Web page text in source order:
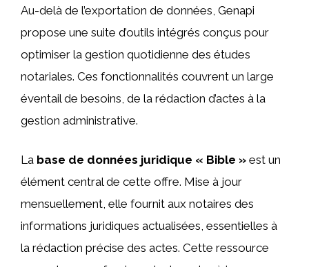
Au-delà de l’exportation de données, Genapi
propose une suite d’outils intégrés conçus pour
optimiser la gestion quotidienne des études
notariales. Ces fonctionnalités couvrent un large
éventail de besoins, de la rédaction d’actes à la
gestion administrative.
La base de données juridique « Bible » est un
élément central de cette offre. Mise à jour
mensuellement, elle fournit aux notaires des
informations juridiques actualisées, essentielles à
la rédaction précise des actes. Cette ressource